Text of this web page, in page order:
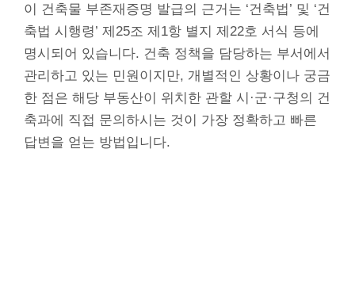
이 건축물 부존재증명 발급의 근거는 ‘건축법’ 및 ‘건
축법 시행령’ 제25조 제1항 별지 제22호 서식 등에
명시되어 있습니다. 건축 정책을 담당하는 부서에서
관리하고 있는 민원이지만, 개별적인 상황이나 궁금
한 점은 해당 부동산이 위치한 관할 시·군·구청의 건
축과에 직접 문의하시는 것이 가장 정확하고 빠른
답변을 얻는 방법입니다.